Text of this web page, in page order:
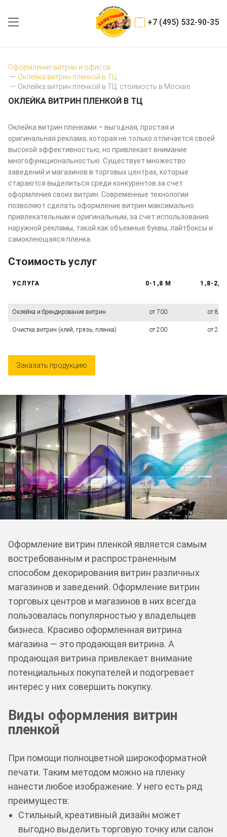
+7 (495) 532-90-35
Оформление витрин и офисов
— Оклейка витрин пленкой в ТЦ
— Оклейка витрин пленкой в ТЦ: стоимость в Москве
ОКЛЕЙКА ВИТРИН ПЛЕНКОЙ В ТЦ
Оклейка витрин пленками – выгодная, простая и
оригинальная реклама, которая не только отличается своей
высокой эффективностью, но привлекает внимание
многофункциональностью. Существует множество
заведений и магазинов в торговых центрах, которые
стараются выделиться среди конкурентов за счет
оформления своих витрин. Современные технологии
позволяют сделать оформление витрин максимально
привлекательным и оригинальным, за счет использования
наружной рекламы, такой как объемные буквы, лайтбоксы и
самоклеющаяся пленка.
Стоимость услуг
УСЛУГА
Оклейка и брендирование витрин
Очистка витрин (клей, грязь, пленка)
0-1,8 М
от 700
от 200
1,8-2,5
от 800
от 250
Заказать продукцию
Оформление витрин пленкой является самым
востребованным и распространенным
способом декорирования витрин различных
магазинов и заведений. Оформление витрин
торговых центров и магазинов в них всегда
пользовалась популярностью у владельцев
бизнеса. Красиво оформленная витрина
магазина — это продающая витрина. А
продающая витрина привлекает внимание
потенциальных покупателей и подогревает
интерес у них совершить покупку.
Виды оформления витрин
пленкой
При помощи полноцветной широкоформатной
печати. Таким методом можно на пленку
нанести любое изображение. У него есть ряд
преимуществ:
Стильный, креативный дизайн может
выгодно выделить торговую точку или салон